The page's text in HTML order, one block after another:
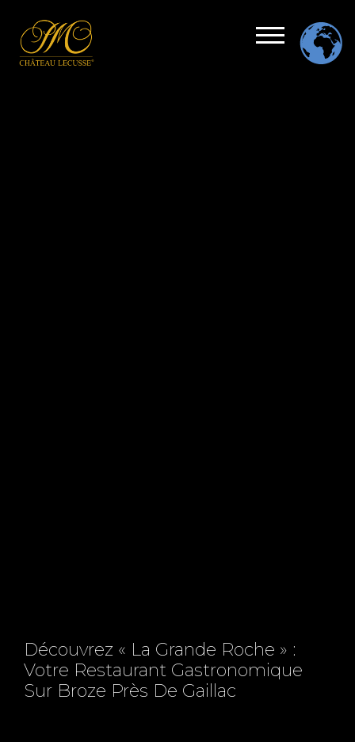
Découvrez « La Grande Roche » :
Votre Restaurant Gastronomique
Sur Broze Près De Gaillac